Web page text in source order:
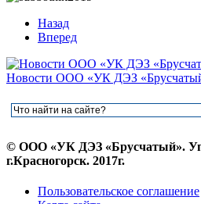
Назад
Вперед
Новости ООО «УК ДЭЗ
© ООО «УК ДЭЗ «Брусчатый».
г.Красногорск. 2017г.
Пользовательское соглашение